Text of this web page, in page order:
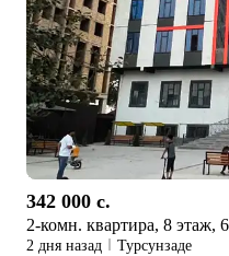
342 000 c.
2-комн. квартира, 8 этаж,
2 дня назад Турсунзаде